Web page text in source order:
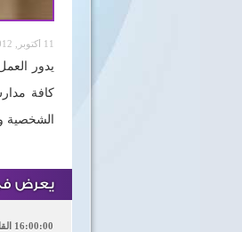
11 أكتوبر, 2012 1:23 ص
يدور
كافة
الشخصية
يعرض
16:00:00 القاهرة